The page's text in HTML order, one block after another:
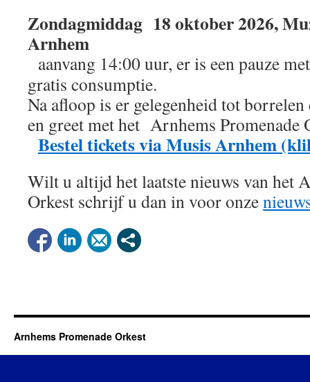
Zondagmiddag 18 oktober 2026,
Arnhem
aanvang 14:00 uur, er is een pauze
gratis consumptie.
Na afloop is er gelegenheid tot borrelen
en greet met het Arnhems Promenade
Bestel tickets via Musis Arnhem
Wilt u altijd het laatste nieuws van het
Orkest schrijf u dan in voor onze
Arnhems Promenade Orkest